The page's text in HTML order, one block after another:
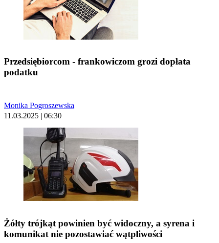
Przedsiębiorcom - frankowiczom grozi dopłata
podatku
Monika Pogroszewska
11.03.2025 | 06:30
Żółty trójkąt powinien być widoczny, a syrena i
komunikat nie pozostawiać wątpliwości